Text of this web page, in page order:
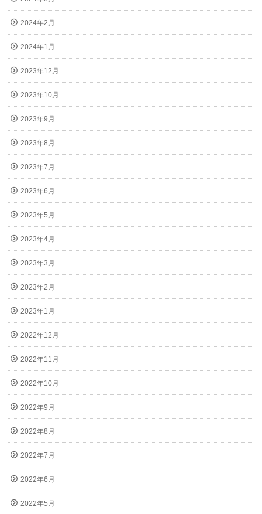
2024年2月
2024年1月
2023年12月
2023年10月
2023年9月
2023年8月
2023年7月
2023年6月
2023年5月
2023年4月
2023年3月
2023年2月
2023年1月
2022年12月
2022年11月
2022年10月
2022年9月
2022年8月
2022年7月
2022年6月
2022年5月